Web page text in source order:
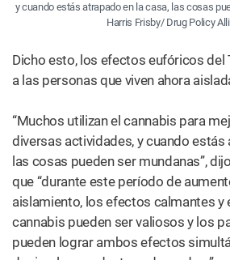
y cuando estás atrapado en la casa, las cosas
Harris Frisby/ Drug Policy
Dicho esto, los efectos eufóricos del
a las personas que viven ahora
“Muchos utilizan el cannabis para
diversas actividades, y cuando estás
las cosas pueden ser mundanas”,
que “durante este período de
aislamiento, los efectos calmantes y
cannabis pueden ser valiosos y los
pueden lograr ambos efectos